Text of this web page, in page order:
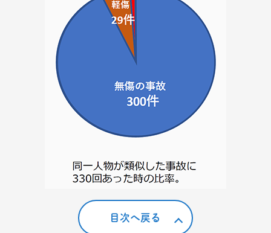
目次へ戻る